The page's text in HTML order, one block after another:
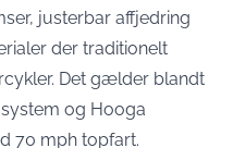
justerbar affjedring
der traditionelt
Det gælder blandt
og Hooga
70 mph topfart.